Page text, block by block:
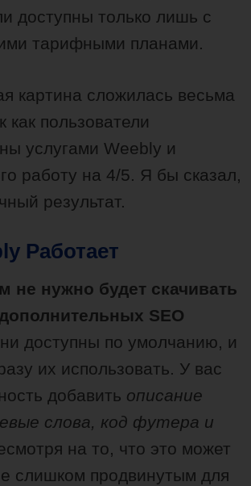
доступны только лишь с
тарифными планами.
картина сложилась весьма
как пользователи
услугами Weebly и
работу на 4/5. Я бы сказал,
результат.
Работает
не нужно будет скачивать
SEO
доступны по умолчанию, и
их использовать. У вас
добавить описание
слова, код футера и
на то, что это может
слишком продвинутым для